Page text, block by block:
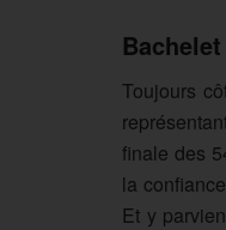
Toujours
finale des
la
Et y